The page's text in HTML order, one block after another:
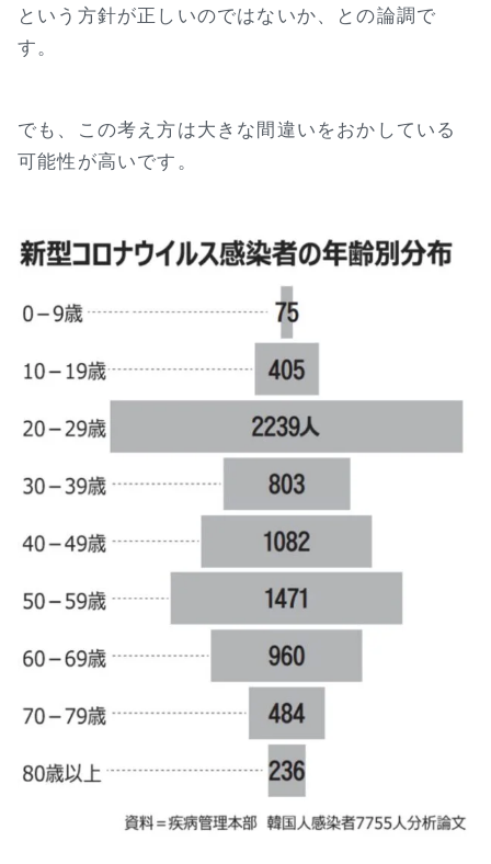
という方針が正しいのではないか、との論調で
す。
でも、この考え方は大きな間違いをおかしている
可能性が高いです。